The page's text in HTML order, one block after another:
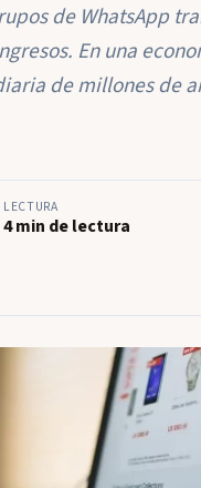
de WhatsApp
En una
de millones de
LECTURA
4 min de lectura